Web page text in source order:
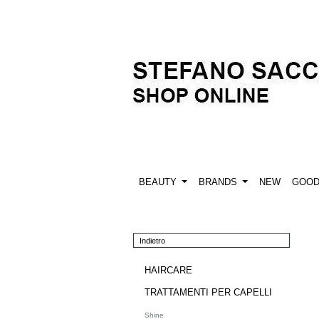
BEAUTY BRANDS NEW
Indietro
HAIRCARE
TRATTAMENTI PER CAPELLI
Shine